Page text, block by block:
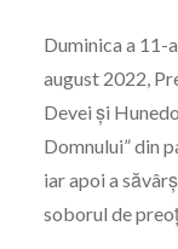
Duminica a 11-
august 2022,
Devei și
Domnului” din
iar apoi a
soborul de